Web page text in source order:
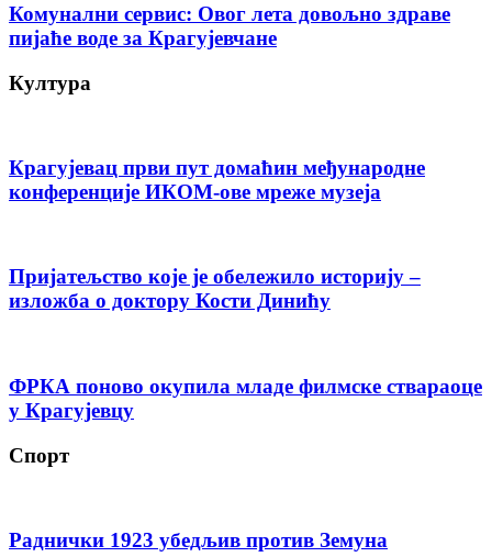
Комунални сервис: Овог лета довољно здраве
пијаће воде за Крагујевчане
Култура
Крагујевац први пут домаћин међународне
конференције ИКОМ-ове мреже музеја
Пријатељство које је обележило историју –
изложба о доктору Кости Динићу
ФРКА поново окупила младе филмске ствараоце
у Крагујевцу
Спорт
Раднички 1923 убедљив против Земуна